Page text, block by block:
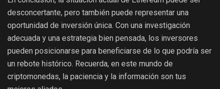
desconcertante, pero también puede representar una
oportunidad de inversión única. Con una investigación
adecuada y una estrategia bien pensada, los inversores
pueden posicionarse para beneficiarse de lo que podría ser
un rebote histórico. Recuerda, en este mundo de
criptomonedas, la paciencia y la información son tus